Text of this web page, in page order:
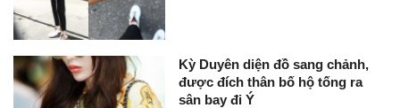
Kỳ Duyên diện đồ sang chảnh,
được đích thân bố hộ tống ra
sân bay đi Ý